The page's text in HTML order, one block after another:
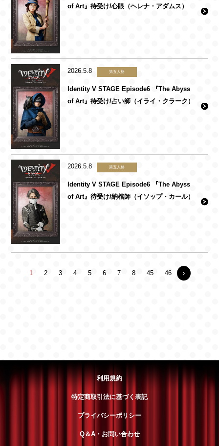
of Art』待受け/心眼（ヘレナ・アダムス）
2026.5.8 第五人格
Identity V STAGE Episode6 『The Abyss
of Art』待受け/占い師（イライ・クラーク）
2026.5.8 第五人格
Identity V STAGE Episode6 『The Abyss
of Art』待受け/納棺師（イソップ・カール）
1 2 3 4 5 6 7 8 45 46 ›
利用規約
特定商取引法に基づく表記
プライバシーポリシー
Q＆A・お問い合わせ